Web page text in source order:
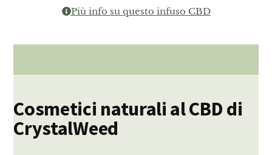
Più info su questo infuso CBD
Cosmetici naturali al CBD di
CrystalWeed